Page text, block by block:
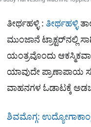
ತೀರ್ಥಹಳ್ಳಿ :ತೀರ್ಥಹಳ್ಳಿ
ಮುಂಜಾನೆ ಟ್ರಾಕ್ಟರ್‌ನಲ್ಲಿ
ಯಂತ್ರವೊಂದು
ಯಾವುದೇ ಪ್ರಾಣಾಪಾಯ
ವಾಹನಗಳ ಓಡಾಟಕ್ಕೆ
ಶಿವಮೊಗ್ಗ: